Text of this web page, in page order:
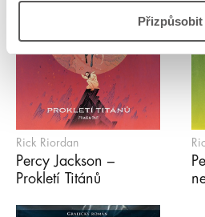
Přizpůsobit
Rick Riordan
Percy Jackson –
Prokletí Titánů